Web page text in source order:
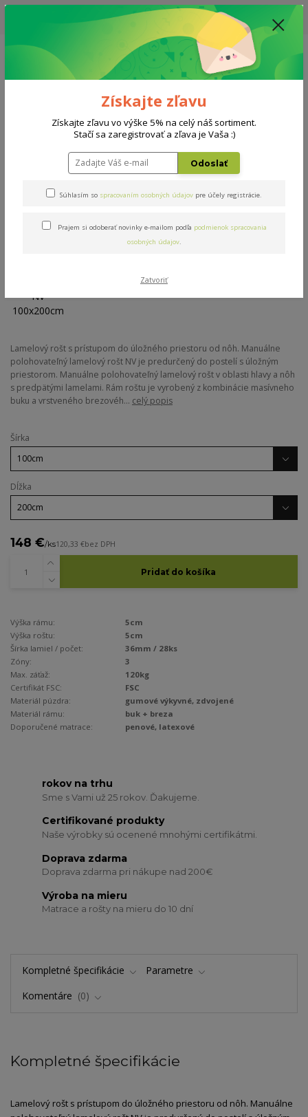
UPOZORNENIE: AKTUÁLNA DODACIA LEHOTA NA MATRACE, ROŠTY A
DOPLNKY - 10-15 PRACOVNÝCH DNÍ
0908 777 700 Po-So: 10-18 hod.
0 €
Double NV 100x200cm
Double NV 100x200cm
Lamelový rošt s prístupom do úložného priestoru od nôh. Manuálne
polohovateľný lamelový rošt NV je predurčený do postelí s úložným
priestorom. Manuálne polohovateľný lamelový rošt v oblasti hlavy a nôh
s predpätými lamelami. Rám roštu je vyrobený z kombinácie masívneho
buku a vrstveného brezovéh... celý popis
Šírka
Dĺžka
148 €/ks120,33 €bez DPH
Pridať do košíka
Výška rámu:
5cm
Výška roštu:
5cm
Šírka lamiel / počet:
36mm / 28ks
Zóny:
3
Max. záťaž:
120kg
Certifikát FSC:
FSC
Materiál púzdra:
gumové výkyvné, zdvojené
Materiál rámu:
buk + breza
Doporučené matrace:
penové, latexové
rokov na trhu
Sme s Vami už 25 rokov. Ďakujeme.
Certifikované produkty
Naše výrobky sú ocenené mnohými certifikátmi.
Doprava zdarma
Doprava zdarma pri nákupe nad 200€
Výroba na mieru
Matrace a rošty na mieru do 10 dní
Kompletné špecifikácie
Parametre
Komentáre
0
Kompletné špecifikácie
Lamelový rošt s prístupom do úložného priestoru od nôh. Manuálne
Získajte zľavu
Získajte zľavu vo výške 5% na celý náš sortiment.
Stačí sa zaregistrovať a zľava je Vaša :)
Odoslať
Súhlasím so spracovaním osobných údajov pre účely registrácie.
Prajem si odoberať novinky e-mailom podľa podmienok spracovania
osobných údajov.
Zatvoriť